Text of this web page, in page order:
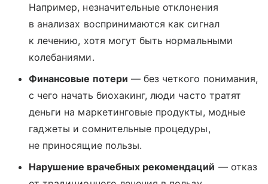
Например, незначительные отклонения
в анализах воспринимаются как сигнал
к лечению, хотя могут быть нормальными
колебаниями.
Финансовые потери — без четкого понимания,
с чего начать биохакинг, люди часто тратят
деньги на маркетинговые продукты, модные
гаджеты и сомнительные процедуры,
не приносящие пользы.
Нарушение врачебных рекомендаций — отказ